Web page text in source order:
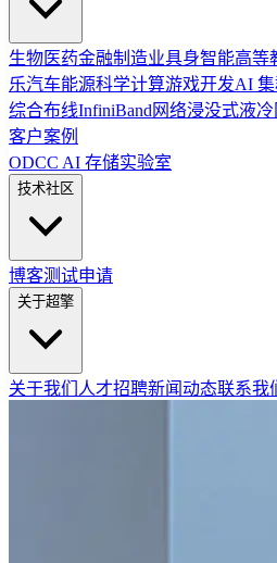
生物医药金融制造业具身智能高等
乐汽车能源科学计算游戏开发AI 集
综合布线InfiniBand网络浸没式液
客户案例
ODCC AI 存储实验室
技术社区
博客测试申请
关于超擎
关于我们 人才招聘新闻动态联系我